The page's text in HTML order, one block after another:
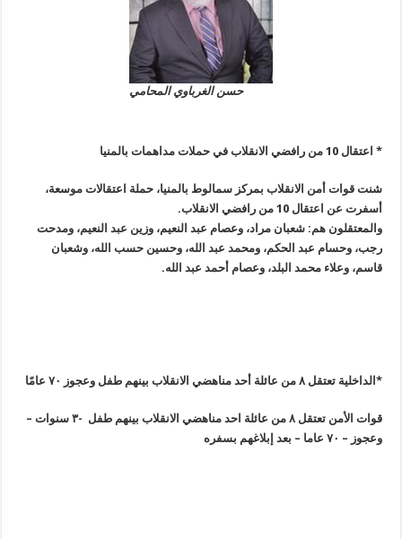
حسن الغرباوي المحامي
* اعتقال 10 من رافضي الانقلاب في حملات مداهمات بالمنيا
شنت قوات أمن الانقلاب بمركز سمالوط بالمنيا، حملة اعتقالات موسعة،
أسفرت عن اعتقال 10 من رافضي الانقلاب
.
والمعتقلون هم: شعبان مراد، وعصام عبد النعيم، وزين عبد النعيم، ومدحت
رجب، وحسام عبد الحكم، ومحمد عبد الله، وحسين حسب الله، وشعبان
قاسم، وعلاء محمد البلد، وعصام أحمد عبد الله.
*الداخلية تعتقل ٨ من عائلة أحد مناهضي الانقلاب بينهم طفل وعجوز ٧٠ عامًا
قوات الأمن تعتقل ٨ من عائلة احد مناهضي الانقلاب بينهم طفل -٣ سنوات –
وعجوز – ٧٠ عاما – بعد إبلاغهم بسفره